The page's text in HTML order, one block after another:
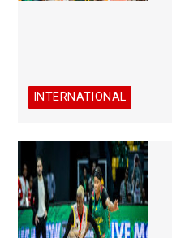
INTERNATIONAL